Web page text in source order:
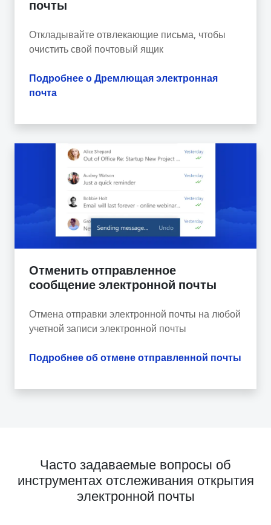
почты
Откладывайте отвлекающие письма, чтобы
очистить свой почтовый ящик
Подробнее о Дремлющая электронная
почта
Отменить отправленное
сообщение электронной почты
Отмена отправки электронной почты на любой
учетной записи электронной почты
Подробнее об отмене отправленной почты
Часто задаваемые вопросы об
инструментах отслеживания открытия
электронной почты